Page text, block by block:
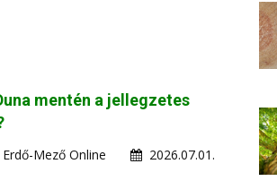
mentén a jellegzetes
Mező Online 2026.07.01.